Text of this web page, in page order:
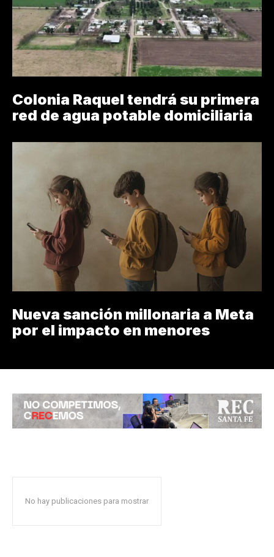
Colonia Raquel tendrá su primera
red de agua potable domiciliaria
Nueva sanción millonaria a Meta
por el impacto en menores
No hay publicaciones para mostrar